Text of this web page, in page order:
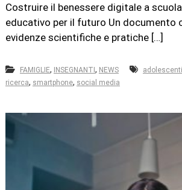
Costruire il benessere digitale a
educativo per il futuro Un documento
evidenze scientifiche e pratiche […]
FAMIGLIE, INSEGNANTI, NEWS adolescenti
ricerca, smartphone, social media